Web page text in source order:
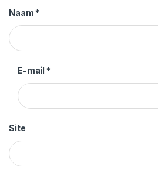
Naam *
E-mail *
Site